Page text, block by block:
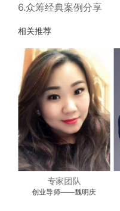
6.众筹经典案例分享
相关推荐
专家团队
创业导师——魏明庆